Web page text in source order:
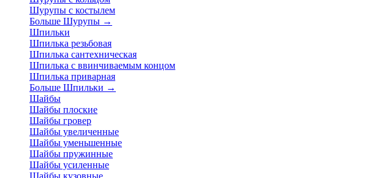
Шурупы с костылем
Больше Шурупы →
Шпильки
Шпилька резьбовая
Шпилька сантехническая
Шпилька с ввинчиваемым концом
Шпилька приварная
Больше Шпильки →
Шайбы
Шайбы плоские
Шайбы гровер
Шайбы увеличенные
Шайбы уменьшенные
Шайбы пружинные
Шайбы усиленные
Шайбы кузовные